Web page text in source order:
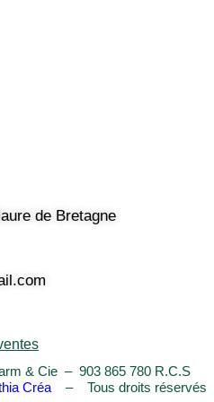
de Bretagne
& Cie – 903 865 780 R.C.S
Créa – Tous droits réservés